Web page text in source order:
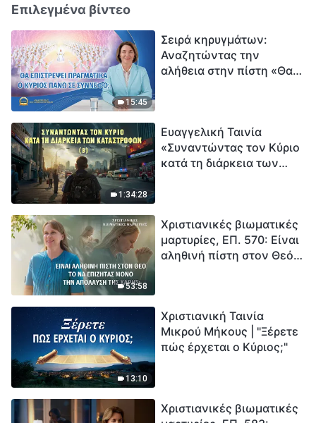
Επιλεγμένα βίντεο
15:45
Σειρά κηρυγμάτων:
Αναζητώντας την
αλήθεια στην πίστη «Θα
1:34:28
Ευαγγελική Ταινία
«Συναντώντας τον Κύριο
κατά τη διάρκεια των
εξαφάνισης». Οι
καταστροφές χτυπούν.
Ξεκινά η αντίστροφη
53:58
Χριστιανικές βιωματικές
μαρτυρίες, ΕΠ. 570: Είναι
αληθινή πίστη στον Θεό
13:10
Χριστιανική Ταινία
Μικρού Μήκους | "Ξέρετε
πώς έρχεται ο Κύριος;"
Χριστιανικές βιωματικές